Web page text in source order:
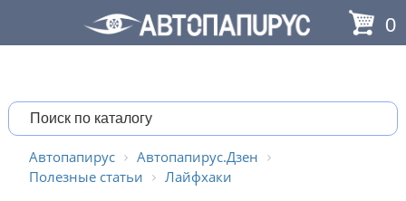
0
Автопапирус
Автопапирус.Дзен
Полезные статьи
Лайфхаки